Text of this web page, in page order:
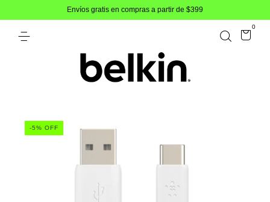
Envíos gratis en compras a partir de $399
0
-5% OFF